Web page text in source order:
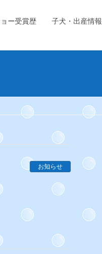
ョー受賞歴 子犬・出産情報
お知らせ